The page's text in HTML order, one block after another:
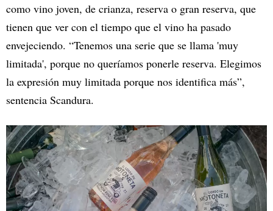
como vino joven, de crianza, reserva o gran reserva, que
tienen que ver con el tiempo que el vino ha pasado
envejeciendo. “Tenemos una serie que se llama 'muy
limitada', porque no queríamos ponerle reserva. Elegimos
la expresión muy limitada porque nos identifica más”,
sentencia Scandura.